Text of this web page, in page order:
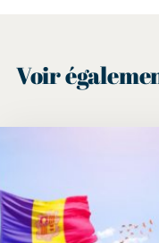
Voir